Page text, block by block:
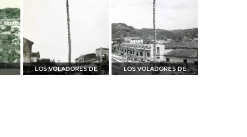
LOS VOLADORES DE LOS VOLADORES DE